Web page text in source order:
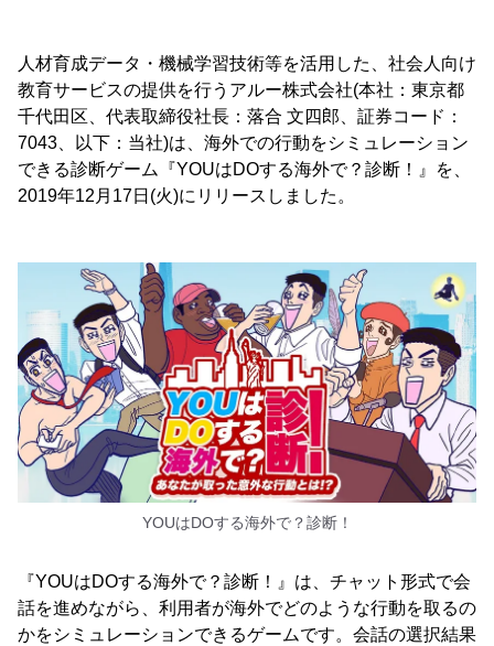
人材育成データ・機械学習技術等を活用した、社会人向け
教育サービスの提供を行うアルー株式会社(本社：東京都
千代田区、代表取締役社長：落合 文四郎、証券コード：
7043、以下：当社)は、海外での行動をシミュレーション
できる診断ゲーム『YOUはDOする海外で？診断！』を、
2019年12月17日(火)にリリースしました。
YOUはDOする海外で？診断！
『YOUはDOする海外で？診断！』は、チャット形式で会
話を進めながら、利用者が海外でどのような行動を取るの
かをシミュレーションできるゲームです。会話の選択結果